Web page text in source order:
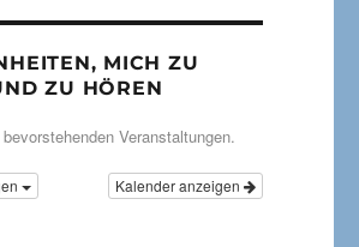
MICH ZU
ZU HÖREN
Veranstaltungen.
Kalender anzeigen